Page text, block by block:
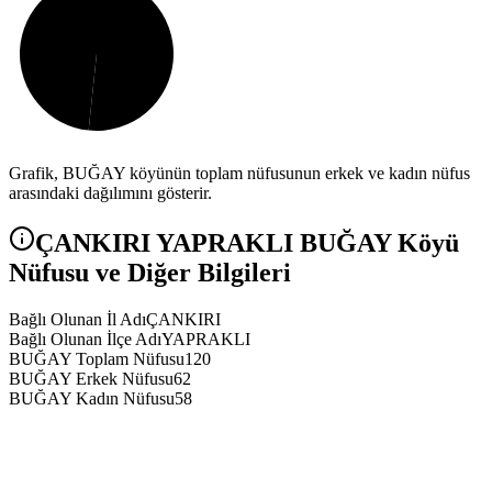
Grafik, BUĞAY köyünün toplam nüfusunun erkek ve kadın nüfus
arasındaki dağılımını gösterir.
ÇANKIRIYAPRAKLI BUĞAYKöyü
Nüfusu ve Diğer Bilgileri
Bağlı Olunan İl AdıÇANKIRI
Bağlı Olunan İlçe AdıYAPRAKLI
BUĞAY Toplam Nüfusu120
BUĞAY Erkek Nüfusu62
BUĞAY Kadın Nüfusu58